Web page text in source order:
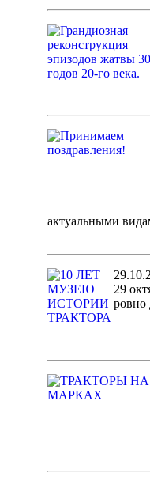
актуальными
29
ровно